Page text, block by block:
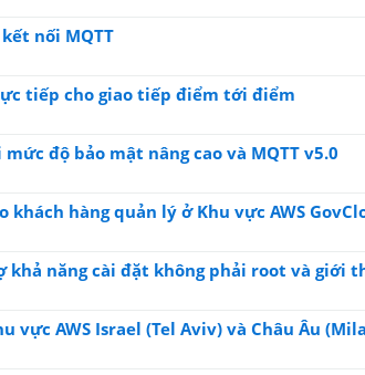
nối MQTT
tiếp cho giao tiếp điểm tới điểm
mức độ bảo mật nâng cao và MQTT v5.0
khách hàng quản lý ở Khu vực AWS
khả năng cài đặt không phải root và giới
vực AWS Israel (Tel Aviv) và Châu Âu